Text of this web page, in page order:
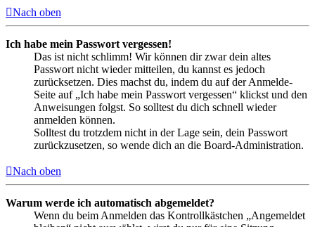
Nach oben
Ich habe mein Passwort vergessen!
Das ist nicht schlimm! Wir können dir zwar dein altes
Passwort nicht wieder mitteilen, du kannst es jedoch
zurücksetzen. Dies machst du, indem du auf der Anmelde-
Seite auf „Ich habe mein Passwort vergessen“ klickst und den
Anweisungen folgst. So solltest du dich schnell wieder
anmelden können.
Solltest du trotzdem nicht in der Lage sein, dein Passwort
zurückzusetzen, so wende dich an die Board-Administration.
Nach oben
Warum werde ich automatisch abgemeldet?
Wenn du beim Anmelden das Kontrollkästchen „Angemeldet